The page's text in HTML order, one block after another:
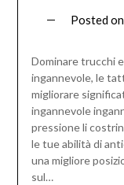
Posted on
Dominare trucchi
ingannevole, le
migliorare
ingannevole
pressione li
le tue abilità di
una migliore
sul…